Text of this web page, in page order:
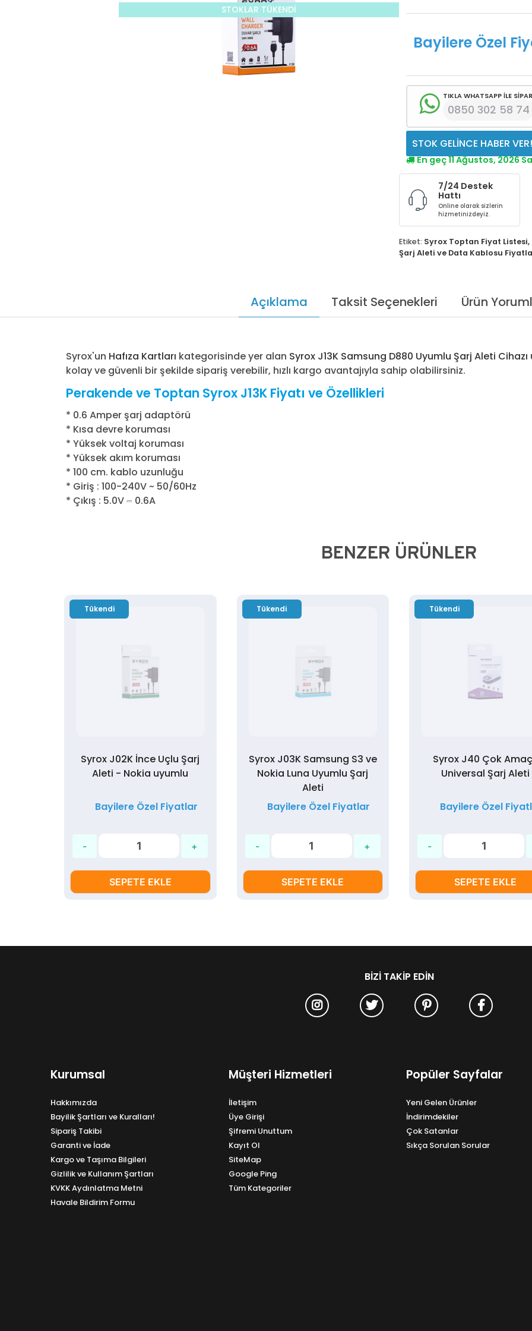
STOKLAR TÜKENDİ
Bayilere Özel
TIKLA WHATSAPP İLE
0850 302 58 74
STOK GELİNCE HABER VER!
En geç 11 Ağustos, 2026
7/24 Destek
Hattı
Online olarak sizlerin
hizmetinizdeyiz.
Etiket: Syrox Toptan Fiyat Listesi,
Şarj Aleti ve Data Kablosu
Açıklama Taksit Seçenekleri Ürün
Syrox'un Hafıza Kartları kategorisinde yer alan Syrox J13K Samsung D880 Uyumlu Şarj Aleti Cihazı
kolay ve güvenli bir şekilde sipariş verebilir, hızlı kargo avantajıyla sahip olabilirsiniz.
Perakende ve Toptan Syrox J13K Fiyatı ve Özellikleri
* 0.6 Amper şarj adaptörü
* Kısa devre koruması
* Yüksek voltaj koruması
* Yüksek akım koruması
* 100 cm. kablo uzunluğu
* Giriş : 100-240V ~ 50/60Hz
* Çıkış : 5.0V ⎓ 0.6A
BENZER ÜRÜNLER
Tükendi
Syrox J02K İnce Uçlu Şarj
Aleti - Nokia uyumlu
Bayilere Özel Fiyatlar
SEPETE EKLE
Tükendi
Syrox J03K Samsung S3 ve
Nokia Luna Uyumlu Şarj
Aleti
Bayilere Özel Fiyatlar
SEPETE EKLE
Tükendi
Syrox J40 Çok
Universal Şarj Aleti
Bayilere Özel
SEPETE EKLE
BIZI TAKIP EDIN
Kurumsal
Hakkımızda
Bayilik Şartları ve Kuralları!
Sipariş Takibi
Garanti ve İade
Kargo ve Taşıma Bilgileri
Gizlilik ve Kullanım Şartları
KVKK Aydınlatma Metni
Havale Bildirim Formu
Müşteri Hizmetleri
İletişim
Üye Girişi
Şifremi Unuttum
Kayıt Ol
SiteMap
Google Ping
Tüm Kategoriler
Popüler Sayfalar
Yeni Gelen Ürünler
İndirimdekiler
Çok Satanlar
Sıkça Sorulan Sorular